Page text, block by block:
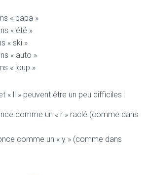
« papa »
« été »
« ski »
« auto »
« loup »
« ll » peuvent être un peu difficiles :
comme un « r » raclé (comme dans
comme un « y » (comme dans